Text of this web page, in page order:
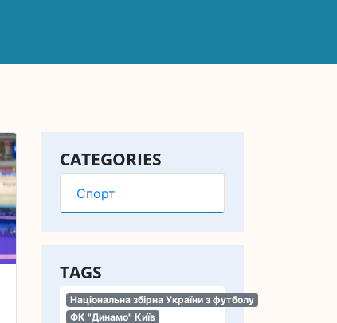
CATEGORIES
Спорт
TAGS
Національна збірна України з футболу
ФК "Динамо" Київ